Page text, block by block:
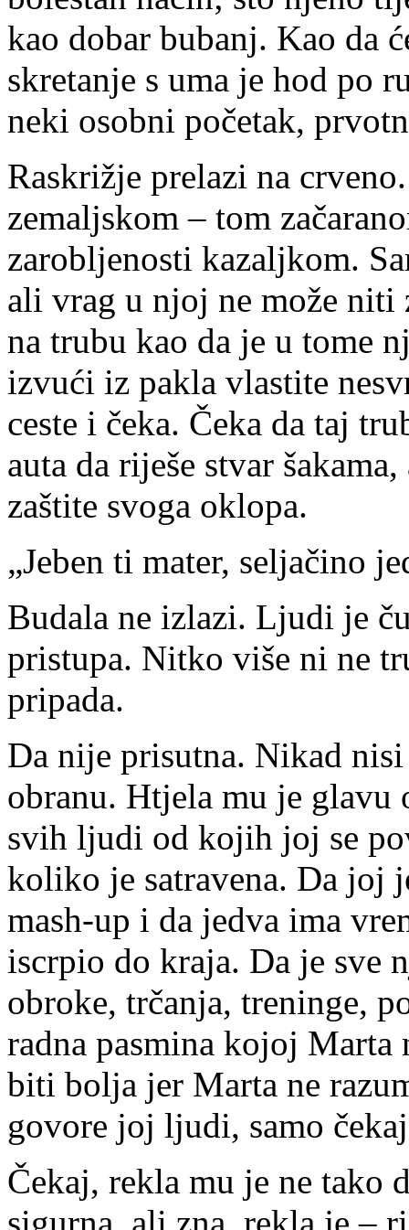
kao dobar bubanj. Kao da
skretanje s uma je hod po
neki osobni početak,
Raskrižje prelazi na
zemaljskom – tom
zarobljenosti kazaljkom.
ali vrag u njoj ne može niti
na trubu kao da je u tome
izvući iz pakla vlastite
ceste i čeka. Čeka da taj
auta da riješe stvar
zaštite svoga oklopa.
„Jeben ti mater, seljačino
Budala ne izlazi. Ljudi je
pristupa. Nitko više ni ne
pripada.
Da nije prisutna. Nikad
obranu. Htjela mu je
svih ljudi od kojih joj se
koliko je satravena. Da joj
mash-up i da jedva ima
iscrpio do kraja. Da je sve
obroke, trčanja, treninge,
radna pasmina kojoj Marta
biti bolja jer Marta ne
govore joj ljudi, samo
Čekaj, rekla mu je ne